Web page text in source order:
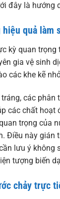
đây là hướng
quả làm
kỳ quan
gia vệ sinh
các khe kẽ
các
các chất
trọng của
Điều này
lưu ý
tượng biến
chảy trực